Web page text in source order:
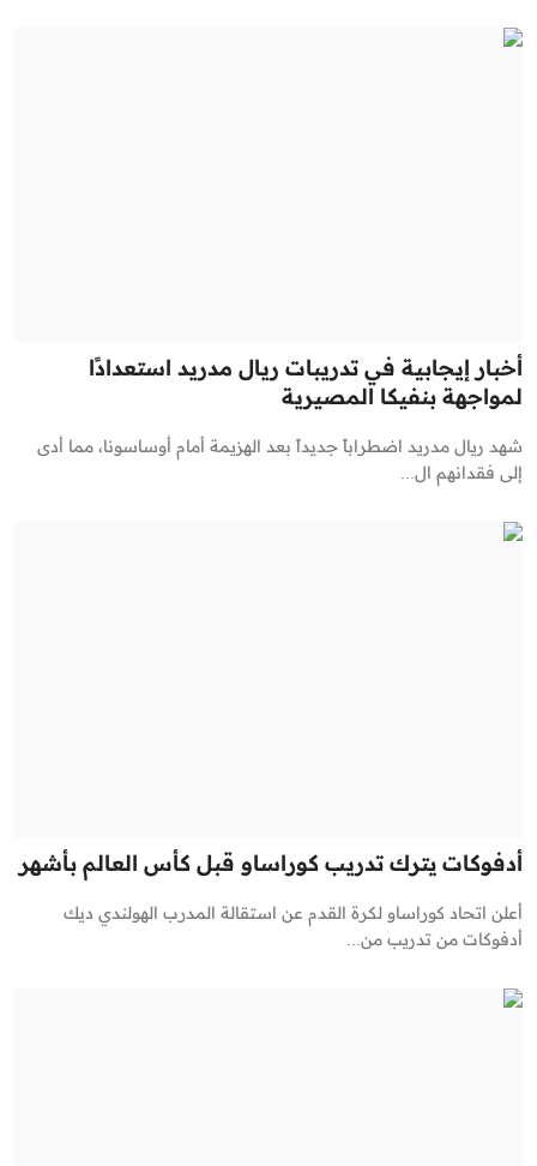
أخبار إيجابية في تدريبات ريال مدريد استعدادًا
لمواجهة بنفيكا المصيرية
شهد ريال مدريد اضطراباً جديداً بعد الهزيمة أمام أوساسونا، مما أدى
إلى فقدانهم ال...
أدفوكات يترك تدريب كوراساو قبل كأس العالم بأشهر
أعلن اتحاد كوراساو لكرة القدم عن استقالة المدرب الهولندي ديك
أدفوكات من تدريب من...